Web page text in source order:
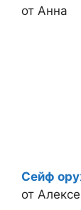
от Анна
Сейф
от